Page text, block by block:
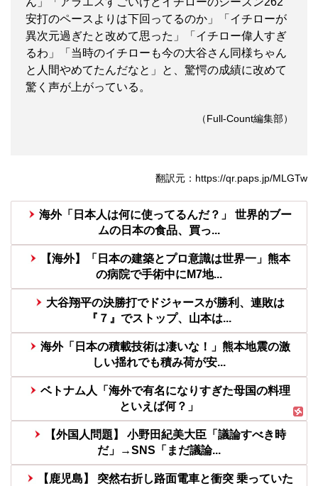
安打のペースよりは下回ってるのか」「イチローが
異次元過ぎたと改めて思った」「イチロー偉人すぎ
るわ」「当時のイチローも今の大谷さん同様ちゃん
と人間やめてたんだなと」と、驚愕の成績に改めて
驚く声が上がっている。
（Full-Count編集部）
翻訳元：https://qr.paps.jp/MLGTw
海外「日本人は何に使ってるんだ？」 世界的ブー
ムの日本の食品、買っ...
【海外】「日本の建築とプロ意識は世界一」熊本
の病院で手術中にM7地...
大谷翔平の決勝打でドジャースが勝利、連敗は
『７』でストップ、山本は...
海外「日本の積載技術は凄いな！」熊本地震の激
しい揺れでも積み荷が安...
ベトナム人「海外で有名になりすぎた母国の料理
といえば何？」
【外国人問題】 小野田紀美大臣「議論すべき時
だ」→SNS「まだ議論...
【鹿児島】 突然右折し路面電車と衝突 乗っていた